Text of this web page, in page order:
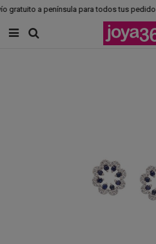
gratuito a península para todos tus pedidos.